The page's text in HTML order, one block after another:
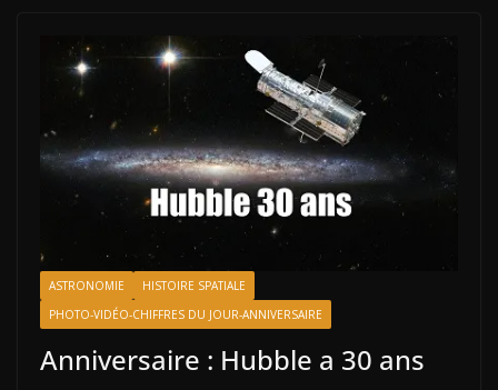
ASTRONOMIE
HISTOIRE SPATIALE
PHOTO-VIDÉO-CHIFFRES DU JOUR-ANNIVERSAIRE
Anniversaire : Hubble a 30 ans